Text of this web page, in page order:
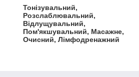
Тонізувальний,
Розслаблювальний,
Відлущувальний,
Пом'якшувальний, Масажне,
Очисний, Лімфодренажний